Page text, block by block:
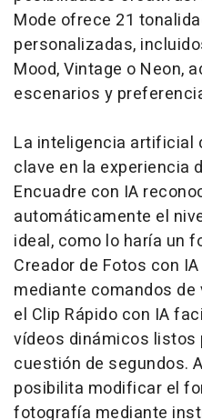
Mode ofrece 21
personalizadas,
Mood, Vintage o Neon,
escenarios y
La inteligencia artificial
clave en la experiencia
Encuadre con IA
automáticamente el
ideal, como lo haría un
Creador de Fotos con
mediante comandos
el Clip Rápido con IA
vídeos dinámicos listos
cuestión de segundos.
posibilita modificar el
fotografía mediante